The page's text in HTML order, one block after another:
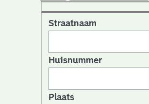
Straatnaam
Huisnummer
Plaats